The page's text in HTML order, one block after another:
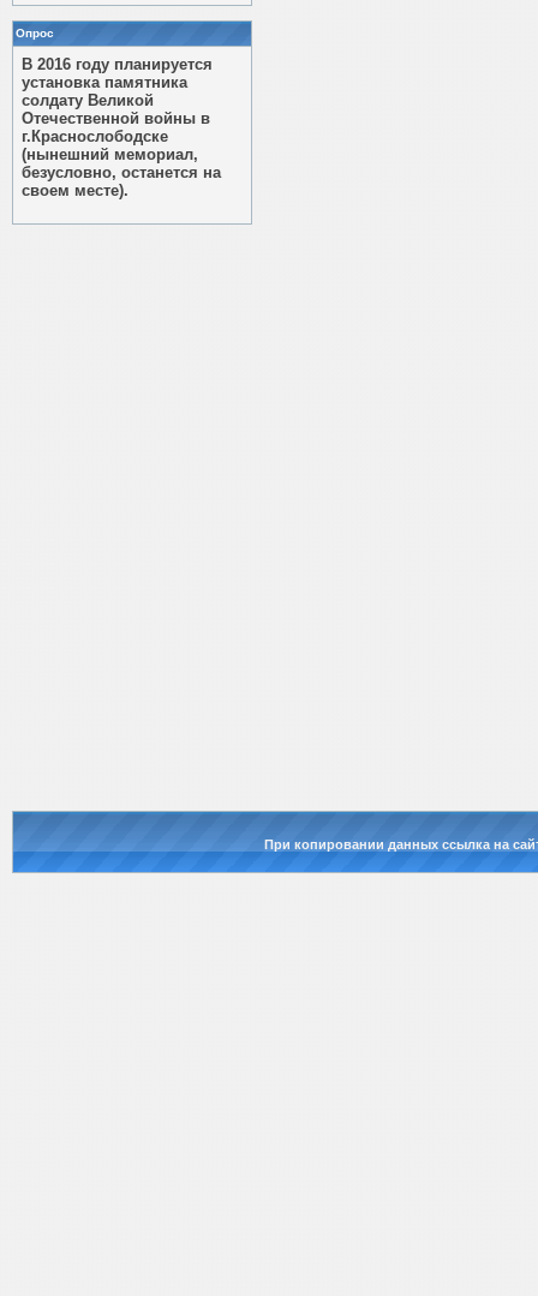
Опрос
В 2016 году планируется
установка памятника
солдату Великой
Отечественной войны в
г.Краснослободске
(нынешний мемориал,
безусловно, останется на
своем месте).
При копировании данных ссылка на